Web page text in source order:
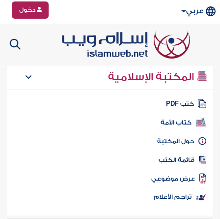
عربي دخول
المكتبة الإسلامية
كتب PDF
كتاب الأمة
المكتبة
الكتب
موضوعي